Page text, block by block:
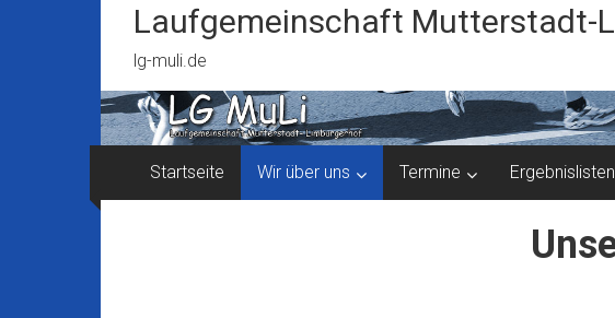
Inhalt
springen
Laufgemeinschaft Mutterstadt-
lg-muli.de
Startseite Wir über uns Termine Ergebnislisten